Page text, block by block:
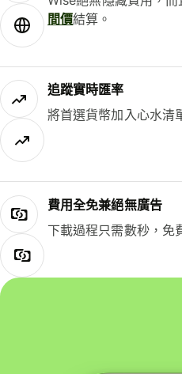
間價結算。
追蹤實時匯率
將首選貨幣加入心水清
費用全免兼絕無廣告
下載過程只需數秒，免